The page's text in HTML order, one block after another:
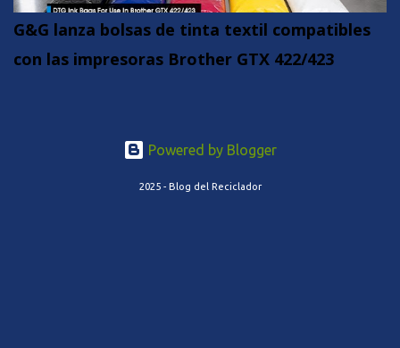
G&G lanza bolsas de tinta textil compatibles
con las impresoras Brother GTX 422/423
Powered by Blogger
2025 - Blog del Reciclador